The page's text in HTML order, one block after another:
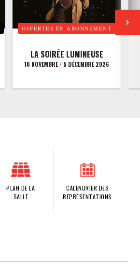
OFFERTES EN ABONNEMENT
LA SOIRÉE LUMINEUSE
10 NOVEMBRE/ 5 DÉCEMBRE 2026
PLAN DE LA
SALLE
CALENDRIER DES
REPRÉSENTATIONS